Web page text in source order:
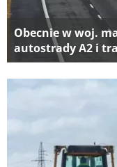
Obecnie w woj.
autostrady A2 i